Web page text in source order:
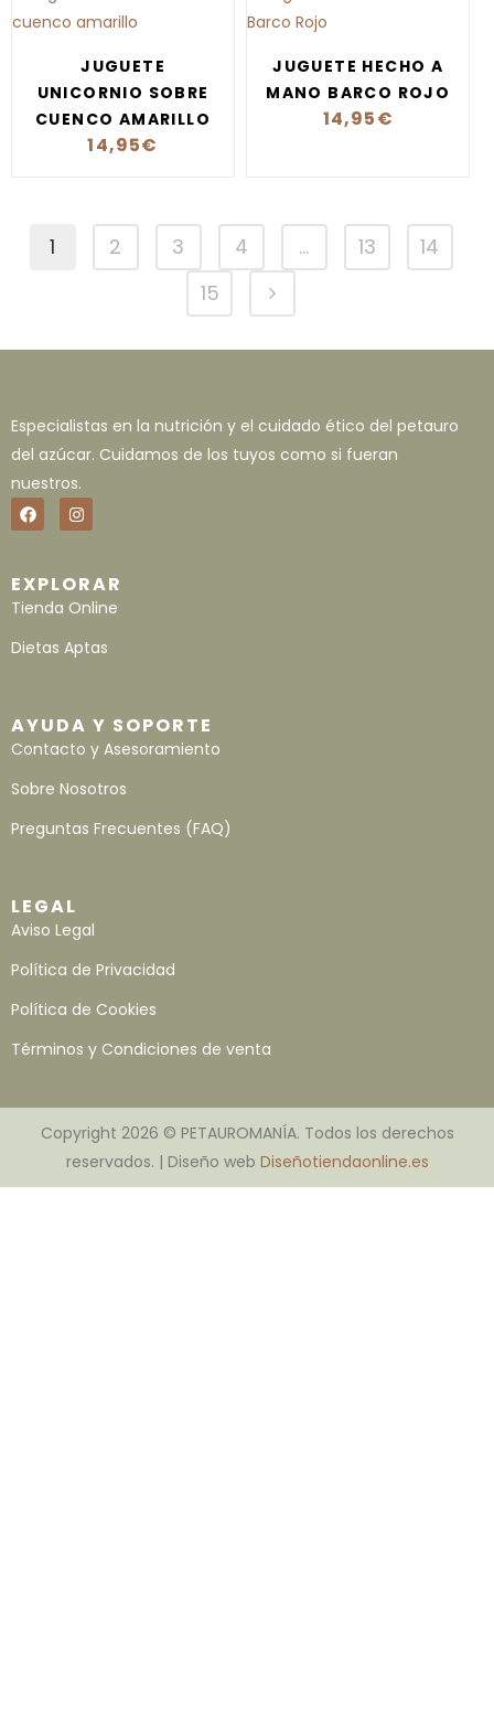
JUGUETE
UNICORNIO SOBRE
CUENCO AMARILLO
14,95€
JUGUETE HECHO A
MANO BARCO ROJO
14,95€
1 2 3 4 … 13
14
15
Especialistas en la nutrición y el cuidado ético del petauro
del azúcar. Cuidamos de los tuyos como si fueran
nuestros.
EXPLORAR
Tienda Online
Dietas Aptas
AYUDA Y SOPORTE
Contacto y Asesoramiento
Sobre Nosotros
Preguntas Frecuentes (FAQ)
LEGAL
Aviso Legal
Política de Privacidad
Política de Cookies
Términos y Condiciones de venta
Copyright 2026 © PETAUROMANÍA. Todos los derechos
reservados. | Diseño web Diseñotiendaonline.es